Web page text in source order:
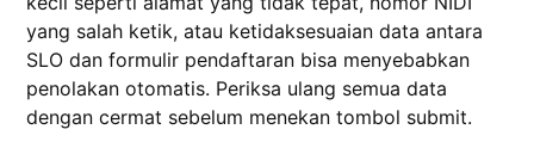
yang salah ketik, atau ketidaksesuaian data antara
SLO dan formulir pendaftaran bisa menyebabkan
penolakan otomatis. Periksa ulang semua data
dengan cermat sebelum menekan tombol submit.